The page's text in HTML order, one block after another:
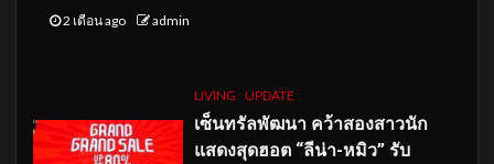
2 เดือน ago admin
LIVING UPDATE
เซ็นทรัลพัฒนา คว้าสองสาวนัก
แสดงสุดฮอต “ลีน่า-หมิว” รับ